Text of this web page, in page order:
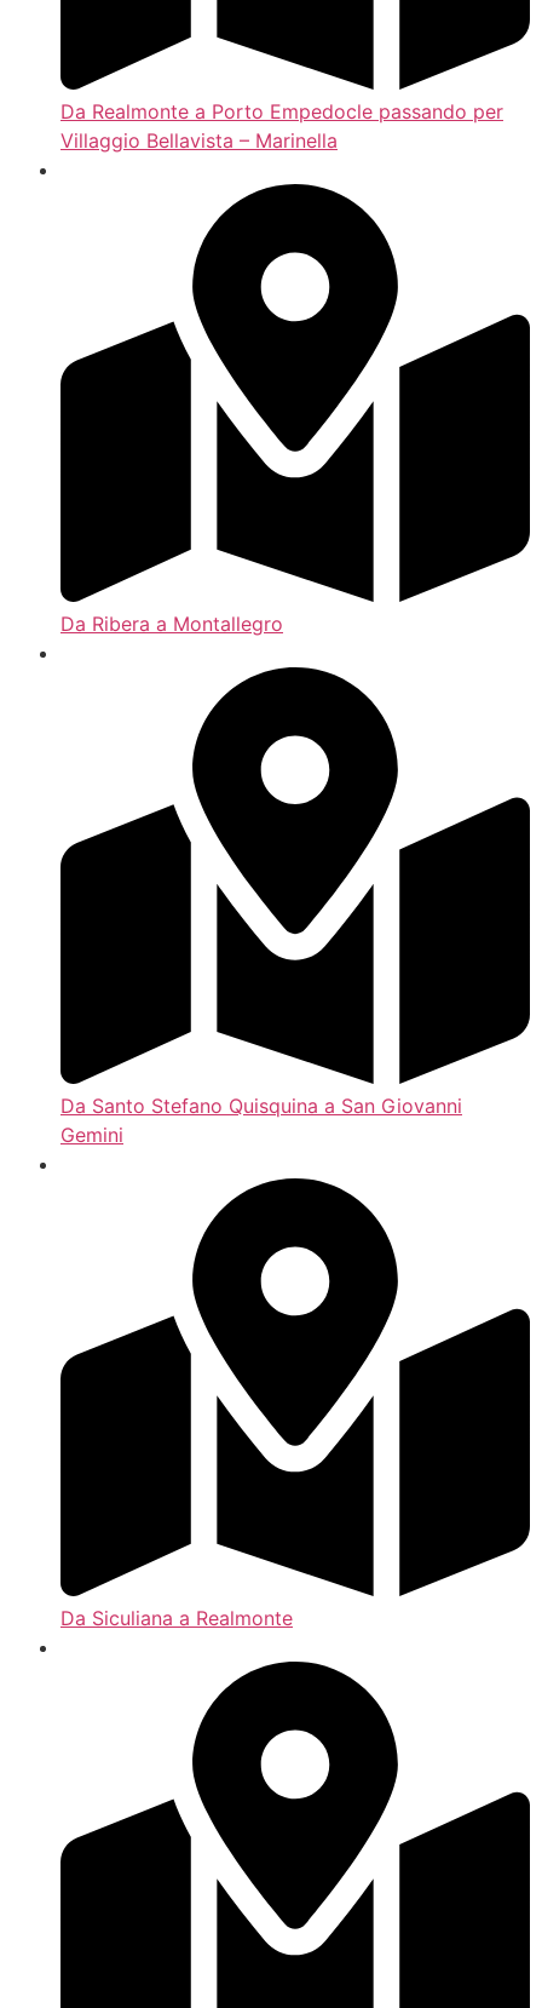
Da Realmonte a Porto Empedocle passando per
Villaggio Bellavista – Marinella
Da Ribera a Montallegro
Da Santo Stefano Quisquina a San Giovanni
Gemini
Da Siculiana a Realmonte